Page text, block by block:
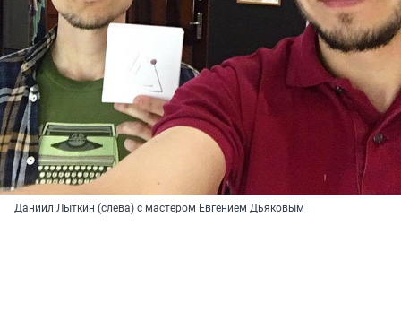
Даниил Лыткин (слева) с мастером Евгением Дьяковым